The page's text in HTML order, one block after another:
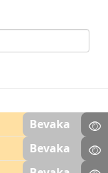
Bevaka
Bevaka